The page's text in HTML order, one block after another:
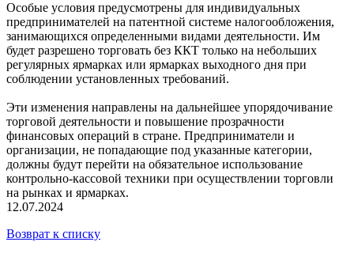
Особые условия предусмотрены для индивидуальных
предпринимателей на патентной системе налогообложения,
занимающихся определенными видами деятельности. Им
будет разрешено торговать без ККТ только на небольших
регулярных ярмарках или ярмарках выходного дня при
соблюдении установленных требований.
Эти изменения направлены на дальнейшее упорядочивание
торговой деятельности и повышение прозрачности
финансовых операций в стране. Предприниматели и
организации, не попадающие под указанные категории,
должны будут перейти на обязательное использование
контрольно-кассовой техники при осуществлении торговли
на рынках и ярмарках.
12.07.2024
Возврат к списку